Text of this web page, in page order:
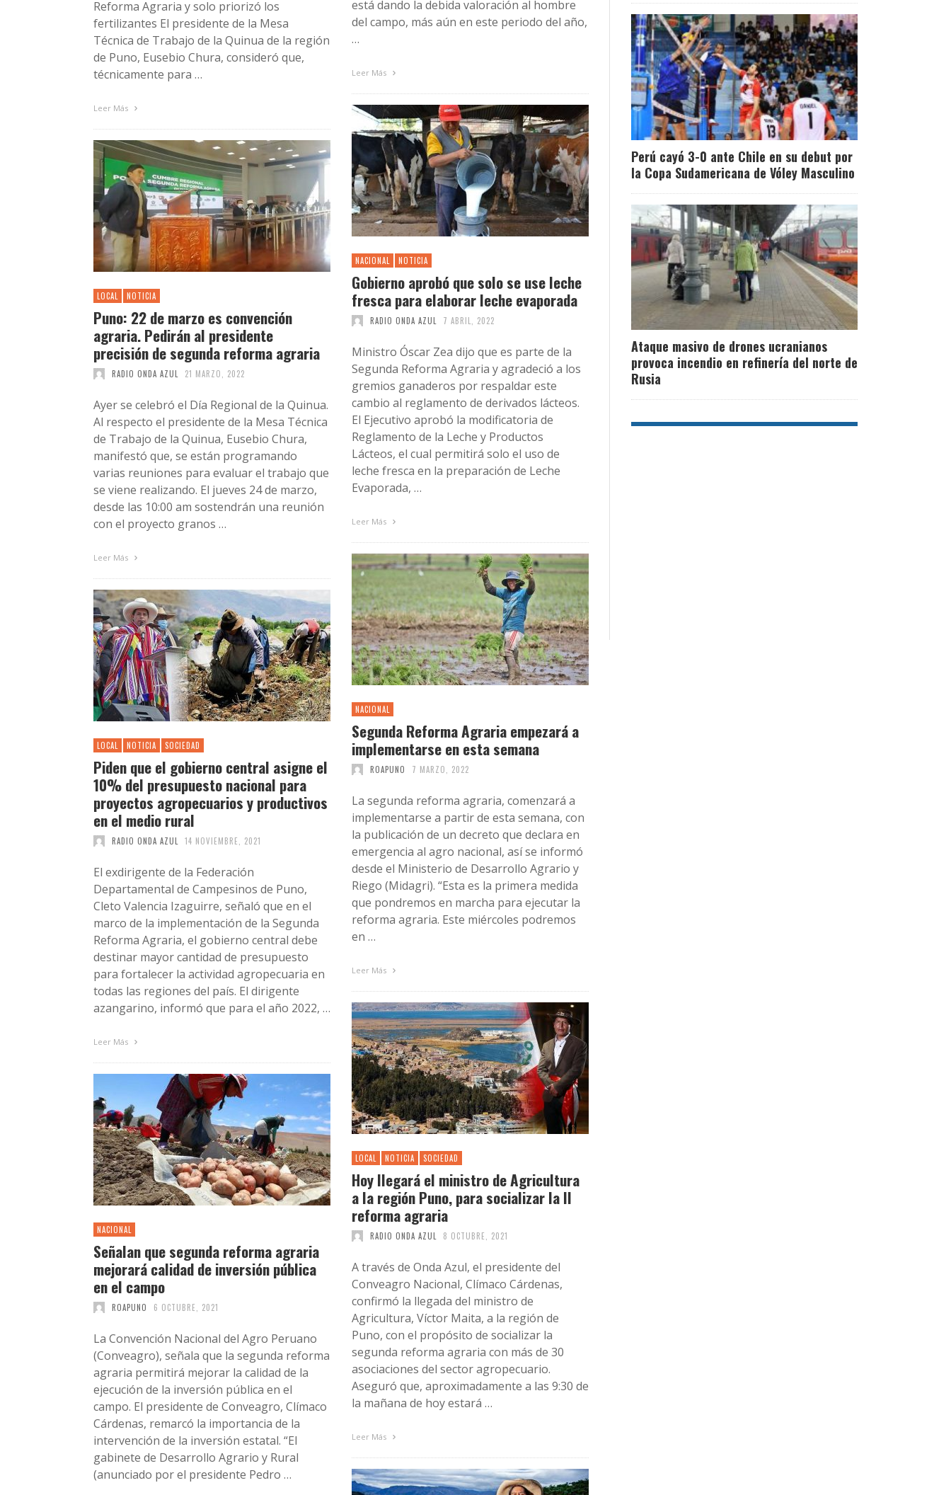
Reforma Agraria y solo priorizó los
fertilizantes El presidente de la Mesa
Técnica de Trabajo de la Quinua de la región
de Puno, Eusebio Chura, consideró que,
técnicamente para …
Leer Más
está dando la debida valoración al hombre
del campo, más aún en este periodo del año,
…
Leer Más
NACIONAL NOTICIA
Gobierno aprobó que solo se use leche
fresca para elaborar leche evaporada
RADIO ONDA AZUL 7 ABRIL, 2022
Ministro Óscar Zea dijo que es parte de la
Segunda Reforma Agraria y agradeció a los
gremios ganaderos por respaldar este
cambio al reglamento de derivados lácteos.
El Ejecutivo aprobó la modificatoria de
Reglamento de la Leche y Productos
Lácteos, el cual permitirá solo el uso de
leche fresca en la preparación de Leche
Evaporada, …
Leer Más
LOCAL NOTICIA
Puno: 22 de marzo es convención
agraria. Pedirán al presidente
precisión de segunda reforma agraria
RADIO ONDA AZUL 21 MARZO, 2022
Ayer se celebró el Día Regional de la Quinua.
Al respecto el presidente de la Mesa Técnica
de Trabajo de la Quinua, Eusebio Chura,
manifestó que, se están programando
varias reuniones para evaluar el trabajo que
se viene realizando. El jueves 24 de marzo,
desde las 10:00 am sostendrán una reunión
con el proyecto granos …
Leer Más
NACIONAL
Segunda Reforma Agraria empezará a
implementarse en esta semana
ROAPUNO 7 MARZO, 2022
La segunda reforma agraria, comenzará a
implementarse a partir de esta semana, con
la publicación de un decreto que declara en
emergencia al agro nacional, así se informó
desde el Ministerio de Desarrollo Agrario y
Riego (Midagri). “Esta es la primera medida
que pondremos en marcha para ejecutar la
reforma agraria. Este miércoles podremos
en …
Leer Más
LOCAL NOTICIA SOCIEDAD
Piden que el gobierno central asigne el
10% del presupuesto nacional para
proyectos agropecuarios y productivos
en el medio rural
RADIO ONDA AZUL 14 NOVIEMBRE, 2021
El exdirigente de la Federación
Departamental de Campesinos de Puno,
Cleto Valencia Izaguirre, señaló que en el
marco de la implementación de la Segunda
Reforma Agraria, el gobierno central debe
destinar mayor cantidad de presupuesto
para fortalecer la actividad agropecuaria en
todas las regiones del país. El dirigente
azangarino, informó que para el año 2022, …
Leer Más
LOCAL NOTICIA SOCIEDAD
Hoy llegará el ministro de Agricultura
a la región Puno, para socializar la II
reforma agraria
RADIO ONDA AZUL 8 OCTUBRE, 2021
A través de Onda Azul, el presidente del
Conveagro Nacional, Clímaco Cárdenas,
confirmó la llegada del ministro de
Agricultura, Víctor Maita, a la región de
Puno, con el propósito de socializar la
segunda reforma agraria con más de 30
asociaciones del sector agropecuario.
Aseguró que, aproximadamente a las 9:30 de
la mañana de hoy estará …
Leer Más
NACIONAL
Señalan que segunda reforma agraria
mejorará calidad de inversión pública
en el campo
ROAPUNO 6 OCTUBRE, 2021
La Convención Nacional del Agro Peruano
(Conveagro), señala que la segunda reforma
agraria permitirá mejorar la calidad de la
ejecución de la inversión pública en el
campo. El presidente de Conveagro, Clímaco
Cárdenas, remarcó la importancia de la
intervención de la inversión estatal. “El
gabinete de Desarrollo Agrario y Rural
(anunciado por el presidente Pedro …
Perú cayó 3-0 ante Chile en su debut por
la Copa Sudamericana de Vóley Masculino
Ataque masivo de drones ucranianos
provoca incendio en refinería del norte de
Rusia